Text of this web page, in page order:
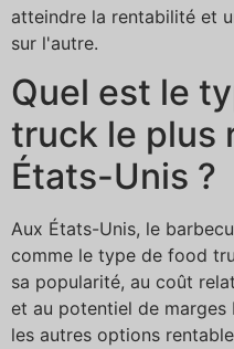
atteindre la rentabilité et
sur l'autre.
Quel est le
truck le plus
États-Unis ?
Aux États-Unis, le
comme le type de food
sa popularité, au coût
et au potentiel de marges
les autres options